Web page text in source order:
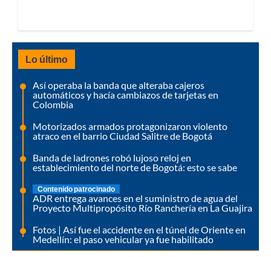
Lo último
Así operaba la banda que alteraba cajeros
automáticos y hacía cambiazos de tarjetas en
Colombia
Motorizados armados protagonizaron violento
atraco en el barrio Ciudad Salitre de Bogotá
Banda de ladrones robó lujoso reloj en
establecimiento del norte de Bogotá: esto se sabe
Contenido patrocinado
ADR entrega avances en el suministro de agua del
Proyecto Multipropósito Río Ranchería en La Guajira
Fotos | Así fue el accidente en el túnel de Oriente en
Medellín: el paso vehicular ya fue habilitado